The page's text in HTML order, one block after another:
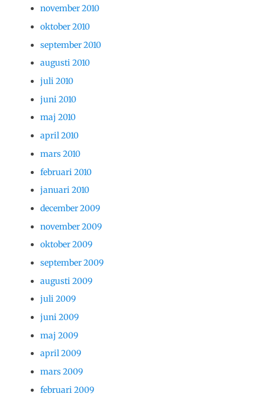
november 2010
oktober 2010
september 2010
augusti 2010
juli 2010
juni 2010
maj 2010
april 2010
mars 2010
februari 2010
januari 2010
december 2009
november 2009
oktober 2009
september 2009
augusti 2009
juli 2009
juni 2009
maj 2009
april 2009
mars 2009
februari 2009